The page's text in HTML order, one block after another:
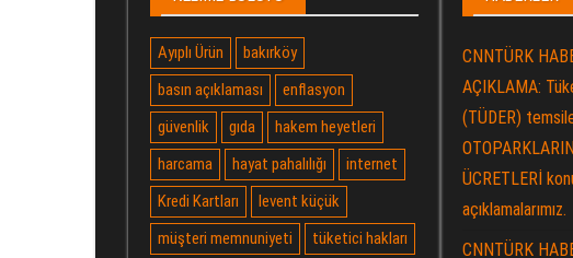
Ayıplı Ürün
bakırköy
basın açıklaması
enflasyon
güvenlik
gıda
hakem heyetleri
harcama
hayat pahalılığı
internet
Kredi Kartları
levent küçük
müşteri memnuniyeti
tüketici hakları
CNNTÜRK
AÇIKLAMA:
(TÜDER)
ÜCRETLERİ
açıklamalarımız.
CNNTÜRK